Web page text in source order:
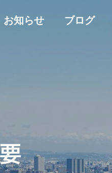
お知らせ ブログ